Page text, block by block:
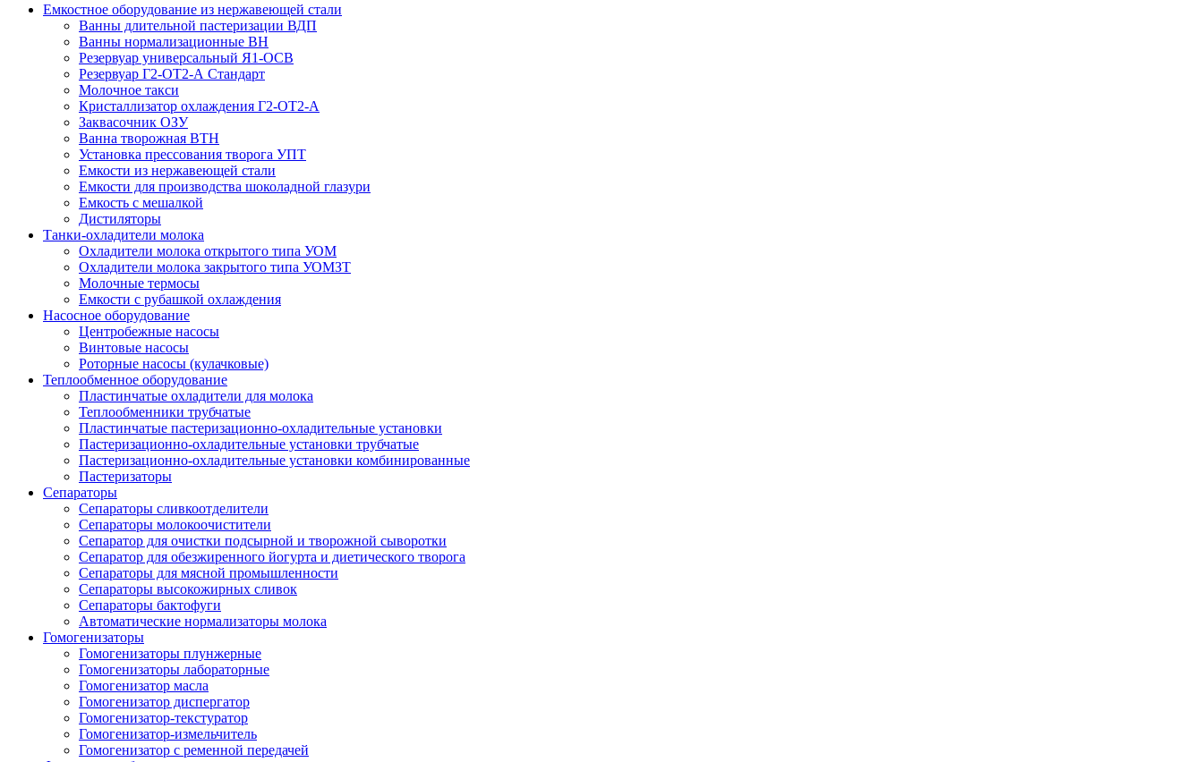
Емкостное оборудование из нержавеющей стали
Ванны длительной пастеризации ВДП
Ванны нормализационные ВН
Резервуар универсальный Я1-ОСВ
Резервуар Г2-ОТ2-А Стандарт
Молочное такси
Кристаллизатор охлаждения Г2-ОТ2-А
Заквасочник ОЗУ
Ванна творожная ВТН
Установка прессования творога УПТ
Емкости из нержавеющей стали
Емкости для производства шоколадной глазури
Емкость с мешалкой
Дистиляторы
Танки-охладители молока
Охладители молока открытого типа УОМ
Охладители молока закрытого типа УОМЗТ
Молочные термосы
Емкости с рубашкой охлаждения
Насосное оборудование
Центробежные насосы
Винтовые насосы
Роторные насосы (кулачковые)
Теплообменное оборудование
Пластинчатые охладители для молока
Теплообменники трубчатые
Пластинчатые пастеризационно-охладительные установки
Пастеризационно-охладительные установки трубчатые
Пастеризационно-охладительные установки комбинированные
Пастеризаторы
Сепараторы
Сепараторы сливкоотделители
Сепараторы молокоочистители
Сепаратор для очистки подсырной и творожной сыворотки
Сепаратор для обезжиренного йогурта и диетического творога
Сепараторы для мясной промышленности
Сепараторы высокожирных сливок
Сепараторы бактофуги
Автоматические нормализаторы молока
Гомогенизаторы
Гомогенизаторы плунжерные
Гомогенизаторы лабораторные
Гомогенизатор масла
Гомогенизатор диспергатор
Гомогенизатор-текстуратор
Гомогенизатор-измельчитель
Гомогенизатор с ременной передачей